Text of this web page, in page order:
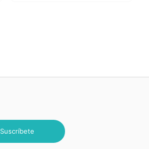
Suscríbete